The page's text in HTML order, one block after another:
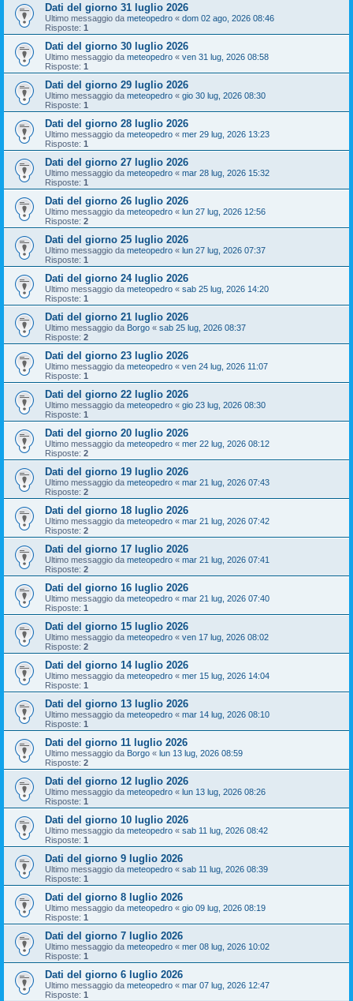
Dati del giorno 31 luglio 2026
Ultimo messaggio da meteopedro « dom 02 ago, 2026 08:46
Risposte: 1
Dati del giorno 30 luglio 2026
Ultimo messaggio da meteopedro « ven 31 lug, 2026 08:58
Risposte: 1
Dati del giorno 29 luglio 2026
Ultimo messaggio da meteopedro « gio 30 lug, 2026 08:30
Risposte: 1
Dati del giorno 28 luglio 2026
Ultimo messaggio da meteopedro « mer 29 lug, 2026 13:23
Risposte: 1
Dati del giorno 27 luglio 2026
Ultimo messaggio da meteopedro « mar 28 lug, 2026 15:32
Risposte: 1
Dati del giorno 26 luglio 2026
Ultimo messaggio da meteopedro « lun 27 lug, 2026 12:56
Risposte: 2
Dati del giorno 25 luglio 2026
Ultimo messaggio da meteopedro « lun 27 lug, 2026 07:37
Risposte: 1
Dati del giorno 24 luglio 2026
Ultimo messaggio da meteopedro « sab 25 lug, 2026 14:20
Risposte: 1
Dati del giorno 21 luglio 2026
Ultimo messaggio da Borgo « sab 25 lug, 2026 08:37
Risposte: 2
Dati del giorno 23 luglio 2026
Ultimo messaggio da meteopedro « ven 24 lug, 2026 11:07
Risposte: 1
Dati del giorno 22 luglio 2026
Ultimo messaggio da meteopedro « gio 23 lug, 2026 08:30
Risposte: 1
Dati del giorno 20 luglio 2026
Ultimo messaggio da meteopedro « mer 22 lug, 2026 08:12
Risposte: 2
Dati del giorno 19 luglio 2026
Ultimo messaggio da meteopedro « mar 21 lug, 2026 07:43
Risposte: 2
Dati del giorno 18 luglio 2026
Ultimo messaggio da meteopedro « mar 21 lug, 2026 07:42
Risposte: 2
Dati del giorno 17 luglio 2026
Ultimo messaggio da meteopedro « mar 21 lug, 2026 07:41
Risposte: 2
Dati del giorno 16 luglio 2026
Ultimo messaggio da meteopedro « mar 21 lug, 2026 07:40
Risposte: 1
Dati del giorno 15 luglio 2026
Ultimo messaggio da meteopedro « ven 17 lug, 2026 08:02
Risposte: 2
Dati del giorno 14 luglio 2026
Ultimo messaggio da meteopedro « mer 15 lug, 2026 14:04
Risposte: 1
Dati del giorno 13 luglio 2026
Ultimo messaggio da meteopedro « mar 14 lug, 2026 08:10
Risposte: 1
Dati del giorno 11 luglio 2026
Ultimo messaggio da Borgo « lun 13 lug, 2026 08:59
Risposte: 2
Dati del giorno 12 luglio 2026
Ultimo messaggio da meteopedro « lun 13 lug, 2026 08:26
Risposte: 1
Dati del giorno 10 luglio 2026
Ultimo messaggio da meteopedro « sab 11 lug, 2026 08:42
Risposte: 1
Dati del giorno 9 luglio 2026
Ultimo messaggio da meteopedro « sab 11 lug, 2026 08:39
Risposte: 1
Dati del giorno 8 luglio 2026
Ultimo messaggio da meteopedro « gio 09 lug, 2026 08:19
Risposte: 1
Dati del giorno 7 luglio 2026
Ultimo messaggio da meteopedro « mer 08 lug, 2026 10:02
Risposte: 1
Dati del giorno 6 luglio 2026
Ultimo messaggio da meteopedro « mar 07 lug, 2026 12:47
Risposte: 1